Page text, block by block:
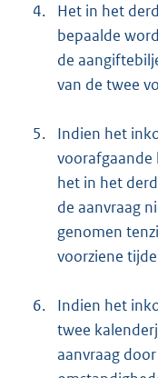
4.
Het in het
bepaalde
de
van de twee
5.
Indien het
voorafgaande
het in het
de aanvraag
genomen
voorziene
6.
Indien het
twee
aanvraag